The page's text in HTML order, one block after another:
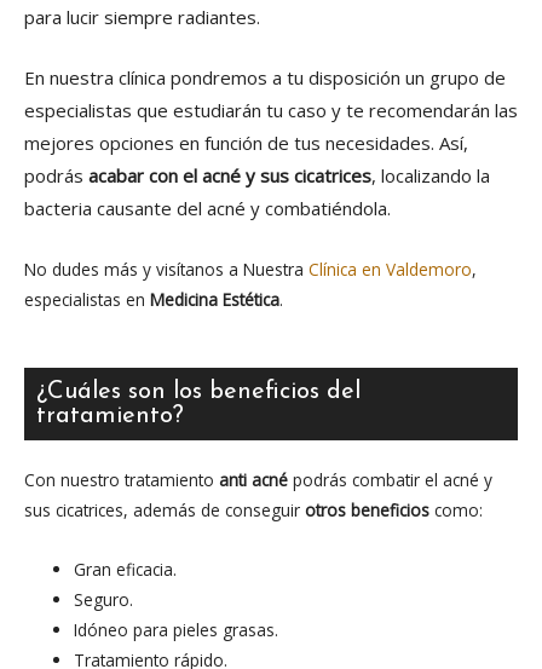
para lucir siempre radiantes.
En nuestra clínica pondremos a tu disposición un grupo de
especialistas que estudiarán tu caso y te recomendarán las
mejores opciones en función de tus necesidades. Así,
podrás acabar con el acné y sus cicatrices, localizando la
bacteria causante del acné y combatiéndola.
No dudes más y visítanos a Nuestra Clínica en Valdemoro,
especialistas en Medicina Estética.
¿Cuáles son los beneficios del
tratamiento?
Con nuestro tratamiento anti acné podrás combatir el acné y
sus cicatrices, además de conseguir otros beneficios como:
Gran eficacia.
Seguro.
Idóneo para pieles grasas.
Tratamiento rápido.